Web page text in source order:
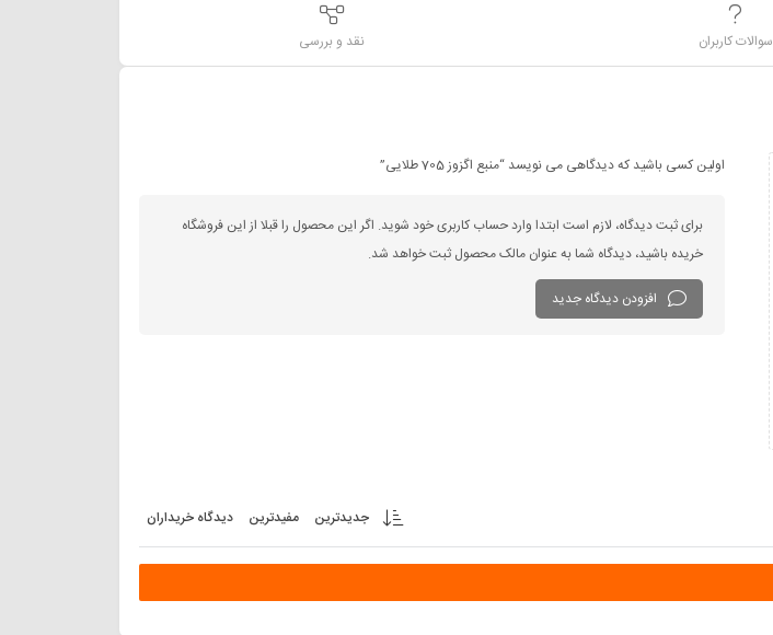
سوالات کاربران نقد و بررسی
اولین کسی باشید که دیدگاهی می نویسد “منبع اگزوز 705 طلایی”
برای ثبت دیدگاه، لازم است ابتدا وارد حساب کاربری خود شوید. اگر این محصول را قبلا از این فروشگاه
خریده باشید، دیدگاه شما به عنوان مالک محصول ثبت خواهد شد.
افزودن دیدگاه جدید
جدیدترین مفیدترین دیدگاه خریداران